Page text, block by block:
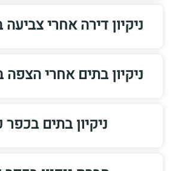
ניקיון דירה אחרי
ניקיון בתים אחרי הצפה
ניקיון בתים בכפר